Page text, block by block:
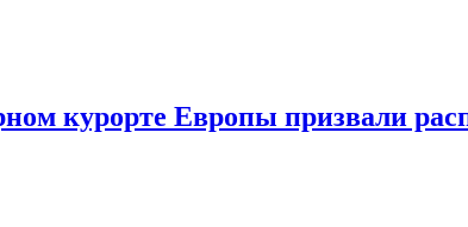
курорте Европы призвали